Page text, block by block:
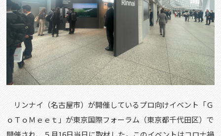
リンナイ（名古屋市）が開催しているプロ向けイベント「Ｇ
ｏＴｏＭｅｅｔ」が東京国際フォーラム（東京都千代田区）で